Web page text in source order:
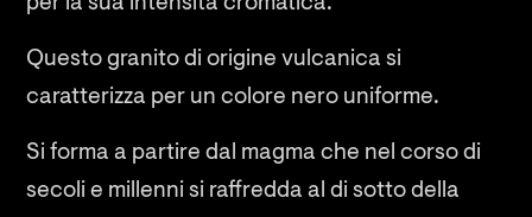
per la sua intensità cromatica.
Questo granito di origine vulcanica si
caratterizza per un colore nero uniforme.
Si forma a partire dal magma che nel corso di
secoli e millenni si raffredda al di sotto della